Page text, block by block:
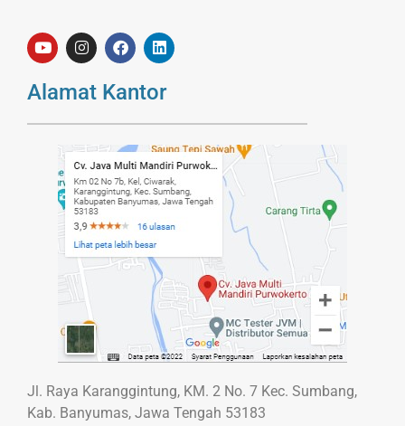
Alamat Kantor
Jl. Raya Karanggintung, KM. 2 No. 7 Kec. Sumbang,
Kab. Banyumas, Jawa Tengah 53183